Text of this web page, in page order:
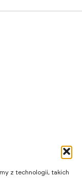
z technologii, takich